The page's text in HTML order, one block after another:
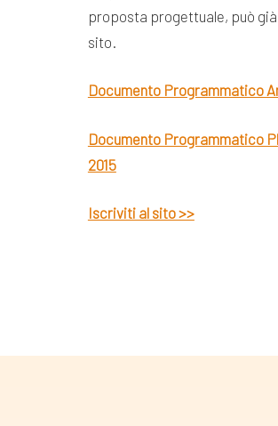
proposta progettuale, può
sito.
Documento Programmatico
Documento Programmatico
2015
Iscriviti al sito >>